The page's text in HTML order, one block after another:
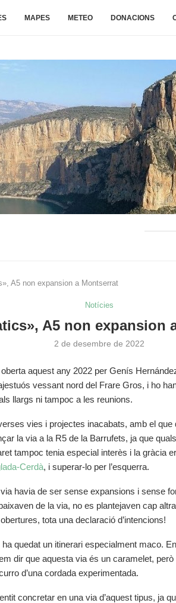
MAPES METEO DONACIONS
A5 non expansion a Montserrat
Notícies
A5 non expansion
2 de desembre de 2022
aquest any 2022 per Genís
vessant nord del Frare Gros, i ho
llargs ni tampoc a les reunions.
vies i projectes inacabats, amb el
la via a la R5 de la Barrufets, ja que
tampoc tenia especial interès i la gràcia
Cerdà, i superar-lo per l’esquerra.
havia de ser sense expansions i sense
de la via, no es plantejaven cap
tota una declaració d’intencions!
quedat un itinerari especialment maco.
dir que aquesta via és un caramelet,
d’una cordada experimentada.
concretar en una via d’aquest tipus, ja